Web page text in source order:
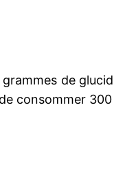
de
consommer